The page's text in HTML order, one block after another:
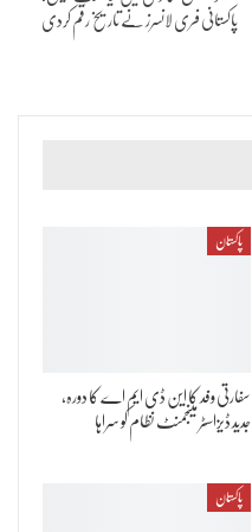
پاکستانی فری لانسرز نے تاریخ رقم کردی
پاکستان
سفارتی وفد کا این ڈی ایم اے کا دورہ،
جدید ڈیزاسٹر مینجمنٹ نظام کو سراہا
پاکستان